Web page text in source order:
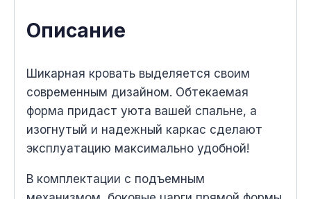
Описание
Шикарная кровать выделяется своим
современным дизайном. Обтекаемая
форма придаст уюта вашей спальне, а
изогнутый и надежный каркас сделают
эксплуатацию максимально удобной!
В комплектации с подъемным